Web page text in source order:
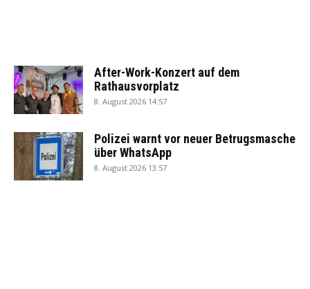
After-Work-Konzert auf dem
Rathausvorplatz
8. August 2026 14:57
Polizei warnt vor neuer Betrugsmasche
über WhatsApp
8. August 2026 13:57